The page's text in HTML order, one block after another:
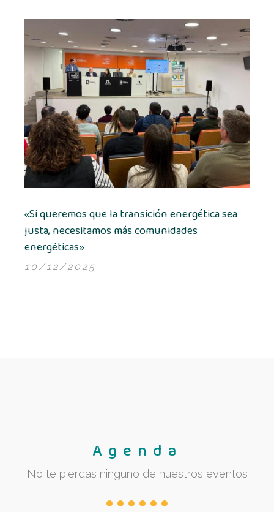
«Si queremos que la transición energética sea
justa, necesitamos más comunidades
energéticas»
10/12/2025
Agenda
No te pierdas ninguno de nuestros eventos